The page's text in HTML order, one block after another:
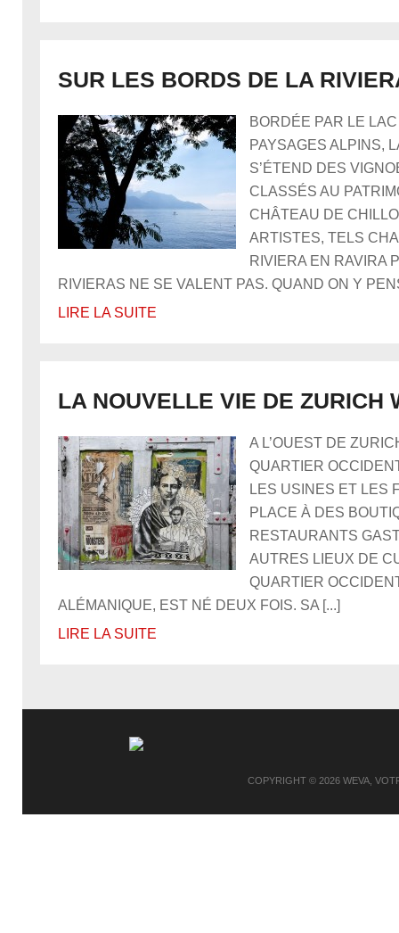
SUR LES BORDS DE LA
BORDÉE PAR LE
PAYSAGES ALPINS,
S’ÉTEND DES
CLASSÉS AU
CHÂTEAU DE
ARTISTES, TELS
RIVIERA EN RAVIRA
RIVIERAS NE SE VALENT PAS. QUAND ON Y
LIRE LA SUITE
LA NOUVELLE VIE DE ZURICH
A L’OUEST DE
QUARTIER
LES USINES ET LES
PLACE À DES
RESTAURANTS
AUTRES LIEUX DE
QUARTIER
ALÉMANIQUE, EST NÉ DEUX FOIS. SA [...]
LIRE LA SUITE
COPYRIGHT © 2026 WEVA,